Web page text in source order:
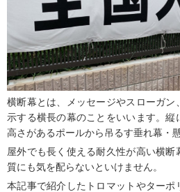
横断幕とは、メッセージやスローガン
示する横長の幕のことをいいます。
高さがあるポールから吊るす垂れ幕・
屋外でも長く使える耐久性が高い横
質にも気を配らないといけません。
本記事で紹介したトロマットやターポ